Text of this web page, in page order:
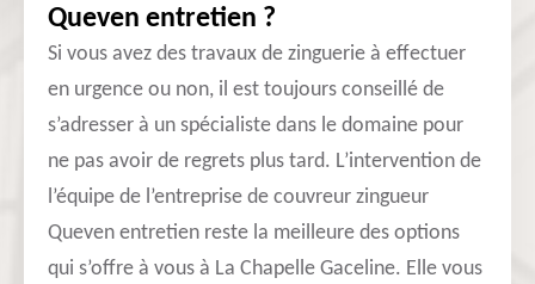
Queven entretien ?
Si vous avez des travaux de zinguerie à effectuer
en urgence ou non, il est toujours conseillé de
s’adresser à un spécialiste dans le domaine pour
ne pas avoir de regrets plus tard. L’intervention de
l’équipe de l’entreprise de couvreur zingueur
Queven entretien reste la meilleure des options
qui s’offre à vous à La Chapelle Gaceline. Elle vous